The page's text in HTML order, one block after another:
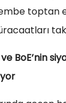
toptan
BoE’nin